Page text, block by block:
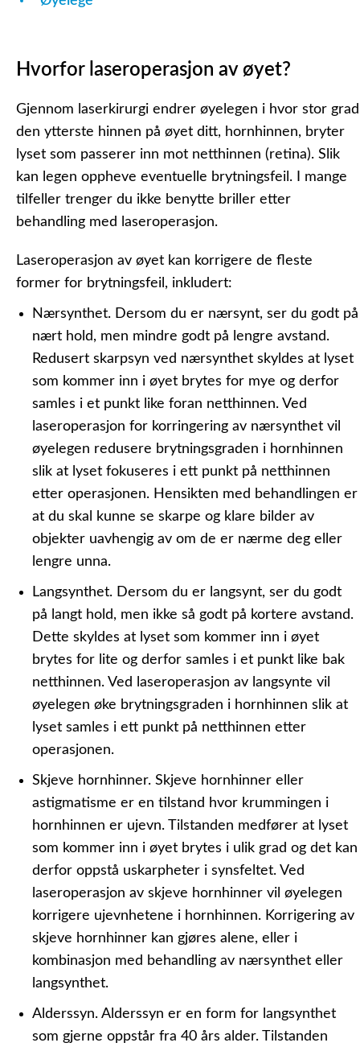
Hvorfor laseroperasjon av øyet?
Gjennom laserkirurgi endrer øyelegen i hvor stor grad
den ytterste hinnen på øyet ditt, hornhinnen, bryter
lyset som passerer inn mot netthinnen (retina). Slik
kan legen oppheve eventuelle brytningsfeil. I mange
tilfeller trenger du ikke benytte briller etter
behandling med laseroperasjon.
Laseroperasjon av øyet kan korrigere de fleste
former for brytningsfeil, inkludert:
Nærsynthet. Dersom du er nærsynt, ser du godt på
nært hold, men mindre godt på lengre avstand.
Redusert skarpsyn ved nærsynthet skyldes at lyset
som kommer inn i øyet brytes for mye og derfor
samles i et punkt like foran netthinnen. Ved
laseroperasjon for korringering av nærsynthet vil
øyelegen redusere brytningsgraden i hornhinnen
slik at lyset fokuseres i ett punkt på netthinnen
etter operasjonen. Hensikten med behandlingen er
at du skal kunne se skarpe og klare bilder av
objekter uavhengig av om de er nærme deg eller
lengre unna.
Langsynthet. Dersom du er langsynt, ser du godt
på langt hold, men ikke så godt på kortere avstand.
Dette skyldes at lyset som kommer inn i øyet
brytes for lite og derfor samles i et punkt like bak
netthinnen. Ved laseroperasjon av langsynte vil
øyelegen øke brytningsgraden i hornhinnen slik at
lyset samles i ett punkt på netthinnen etter
operasjonen.
Skjeve hornhinner. Skjeve hornhinner eller
astigmatisme er en tilstand hvor krummingen i
hornhinnen er ujevn. Tilstanden medfører at lyset
som kommer inn i øyet brytes i ulik grad og det kan
derfor oppstå uskarpheter i synsfeltet. Ved
laseroperasjon av skjeve hornhinner vil øyelegen
korrigere ujevnhetene i hornhinnen. Korrigering av
skjeve hornhinner kan gjøres alene, eller i
kombinasjon med behandling av nærsynthet eller
langsynthet.
Alderssyn. Alderssyn er en form for langsynthet
som gjerne oppstår fra 40 års alder. Tilstanden